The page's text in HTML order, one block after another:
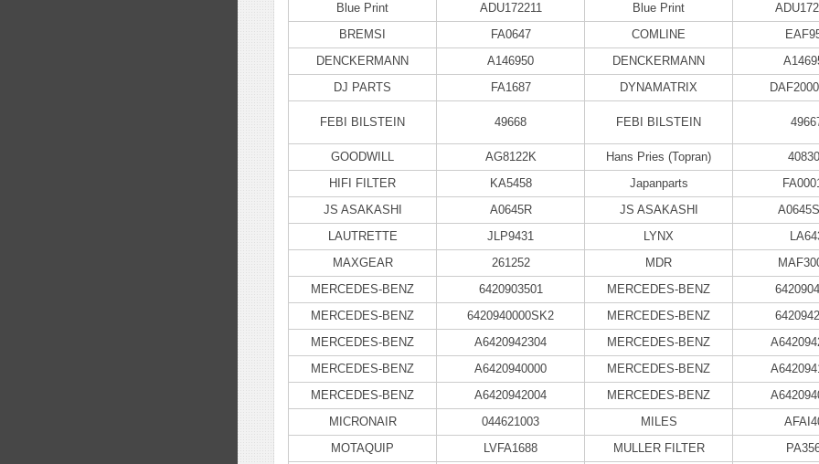
Blue Print
ADU172211 Blue Print
BREMSI
FA0647 COMLINE
DENCKERMANN
A146950 DENCKERMANN
DJ PARTS
FA1687 DYNAMATRIX
FEBI BILSTEIN 49668 FEBI BILSTEIN
GOODWILL AG8122K Hans Pries (Topran)
HIFI FILTER
KA5458 Japanparts
JS ASAKASHI
A0645R JS ASAKASHI
LAUTRETTE
JLP9431 LYNX
MAXGEAR
261252 MDR
MERCEDES-BENZ
6420903501 MERCEDES-BENZ
MERCEDES-BENZ
6420940000SK2 MERCEDES-BENZ
MERCEDES-BENZ
A6420942304 MERCEDES-BENZ
MERCEDES-BENZ
A6420940000 MERCEDES-BENZ
MERCEDES-BENZ
A6420942004 MERCEDES-BENZ
MICRONAIR
044621003 MILES
MOTAQUIP
LVFA1688 MULLER FILTER